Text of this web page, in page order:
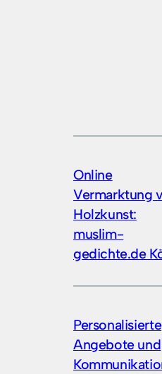
Online
Vermarktung
Holzkunst:
muslim-
gedichte.de
Personalisierte
Angebote und